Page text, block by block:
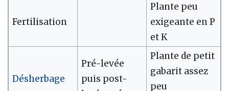
Fertilisation
Plante peu
exigeante en P
et K
Désherbage
Pré-levée
puis post-
Plante de petit
gabarit assez
peu